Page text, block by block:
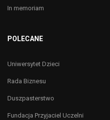
In memoriam
POLECANE
Uniwersytet Dzieci
Rada Biznesu
Duszpasterstwo
Fundacja Przyjaciel Uczelni